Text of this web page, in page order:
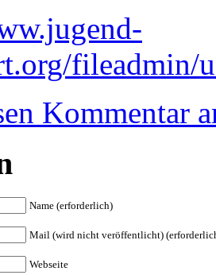
fileadmin/
Kommentar
Name (erforderlich)
Mail (wird nicht veröffentlicht)
Webseite